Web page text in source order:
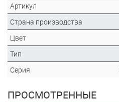
Артикул
Страна производства
Цвет
Тип
Серия
ПРОСМОТРЕННЫЕ